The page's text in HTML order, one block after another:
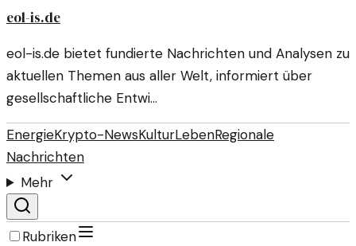
eol-is.de
eol-is.de bietet fundierte Nachrichten und Analysen zu
aktuellen Themen aus aller Welt, informiert über
gesellschaftliche Entwi…
EnergieKrypto-NewsKulturLebenRegionale
Nachrichten
Mehr
Rubriken